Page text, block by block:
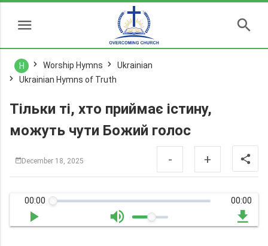
H Worship Hymns
Ukrainian
Ukrainian Hymns of Truth
Тільки ті, хто приймає істину,
можуть чути Божий голос
December 18, 2025 - +
00:00 00:00